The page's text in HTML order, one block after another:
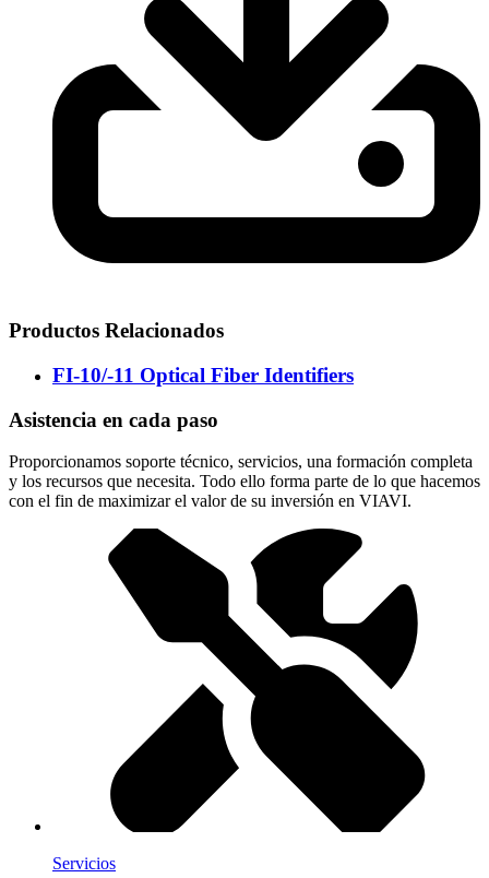
Productos Relacionados
FI-10/-11 Optical Fiber Identifiers
Asistencia en cada paso
Proporcionamos soporte técnico, servicios, una formación completa
y los recursos que necesita. Todo ello forma parte de lo que hacemos
con el fin de maximizar el valor de su inversión en VIAVI.
Servicios